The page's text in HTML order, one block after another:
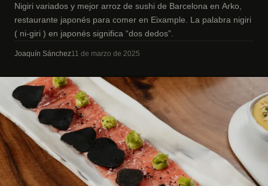
Nigiri variados y mejor arroz de sushi de Barcelona en Arko,
restaurante japonés para comer en Eixample. La palabra nigiri
( ni-giri ) en japonés significa “dos dedos”.
Joaquín Sánchez11 de marzo de 2025